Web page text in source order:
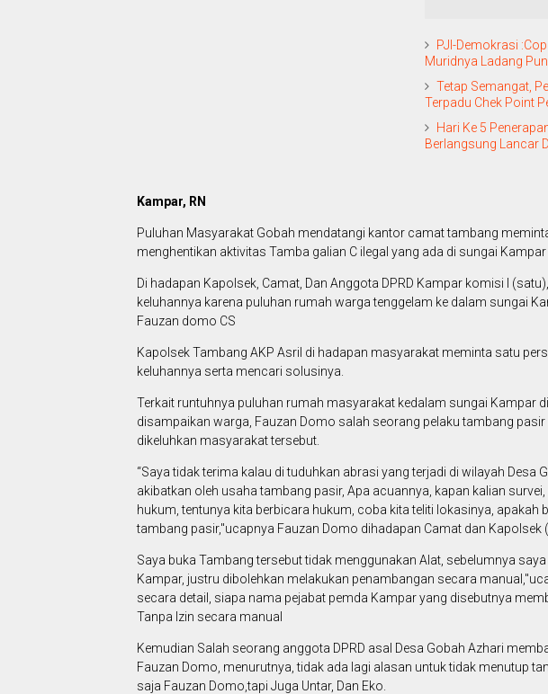
PJI-Demokrasi
Muridnya Ladang
Tetap Semangat,
Terpadu Chek Point
Hari Ke 5
Berlangsung Lancar
Kampar, RN
Puluhan Masyarakat Gobah mendatangi kantor camat tambang
menghentikan aktivitas Tamba galian C ilegal yang ada di sungai Kampar
Di hadapan Kapolsek, Camat, Dan Anggota DPRD Kampar komisi I
keluhannya karena puluhan rumah warga tenggelam ke dalam sungai
Fauzan domo CS
Kapolsek Tambang AKP Asril di hadapan masyarakat meminta satu
keluhannya serta mencari solusinya.
Terkait runtuhnya puluhan rumah masyarakat kedalam sungai Kampar
disampaikan warga, Fauzan Domo salah seorang pelaku tambang pasir
dikeluhkan masyarakat tersebut.
“Saya tidak terima kalau di tuduhkan abrasi yang terjadi di wilayah Desa
akibatkan oleh usaha tambang pasir, Apa acuannya, kapan kalian
hukum, tentunya kita berbicara hukum, coba kita teliti lokasinya, apakah
tambang pasir,"ucapnya Fauzan Domo dihadapan Camat dan Kapolsek
Saya buka Tambang tersebut tidak menggunakan Alat, sebelumnya
Kampar, justru dibolehkan melakukan penambangan secara
secara detail, siapa nama pejabat pemda Kampar yang disebutnya
Tanpa Izin secara manual
Kemudian Salah seorang anggota DPRD asal Desa Gobah Azhari
Fauzan Domo, menurutnya, tidak ada lagi alasan untuk tidak menutup
saja Fauzan Domo,tapi Juga Untar, Dan Eko.